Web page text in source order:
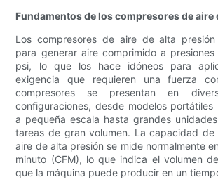
Fundamentos de los compresores de aire
Los compresores de aire de alta
para generar aire comprimido a
psi, lo que los hace idóneos para
exigencia que requieren una fuerza
compresores se presentan en
configuraciones, desde modelos portátiles
a pequeña escala hasta grandes
tareas de gran volumen. La capacidad
aire de alta presión se mide normalmente
minuto (CFM), lo que indica el volumen
que la máquina puede producir en un